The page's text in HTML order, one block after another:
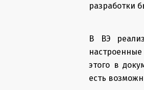
разработки
В ВЭ
этого в
есть